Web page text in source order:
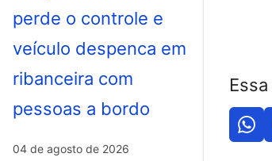
04 de agosto de 2026